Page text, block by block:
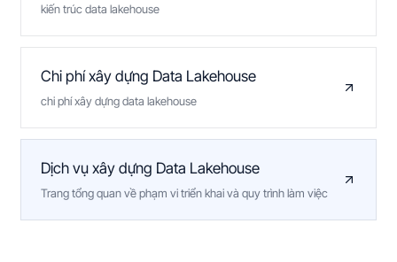
kiến trúc data lakehouse
Chi phí xây dựng Data Lakehouse
chi phí xây dựng data lakehouse
Dịch vụ xây dựng Data Lakehouse
Trang tổng quan về phạm vi triển khai và quy trình làm việc